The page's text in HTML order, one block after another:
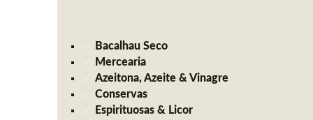
Bacalhau Seco
Mercearia
Azeitona, Azeite & Vinagre
Conservas
Espirituosas & Licor